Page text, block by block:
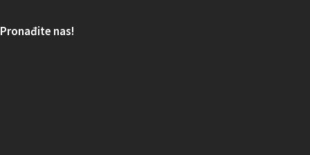
Pronađite nas!